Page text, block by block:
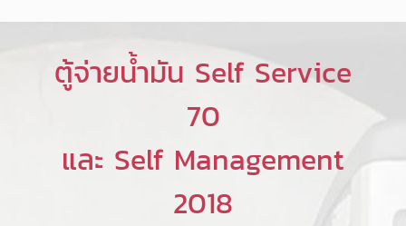
ตู้จ่ายน้ำมัน Self Service
70
และ Self Management
2018